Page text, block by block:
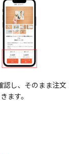
し、そのまま注文
ます。